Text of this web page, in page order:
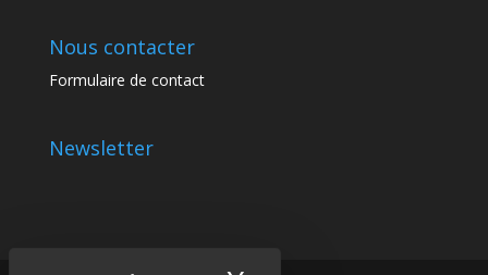
Nous contacter
Formulaire de contact
Newsletter